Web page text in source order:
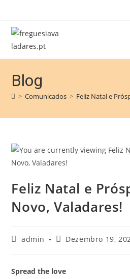
Blog
> Comunicados > Feliz Natal e
Feliz Natal e
Novo, Valadares!
admin Dezembro 19,
Spread the love